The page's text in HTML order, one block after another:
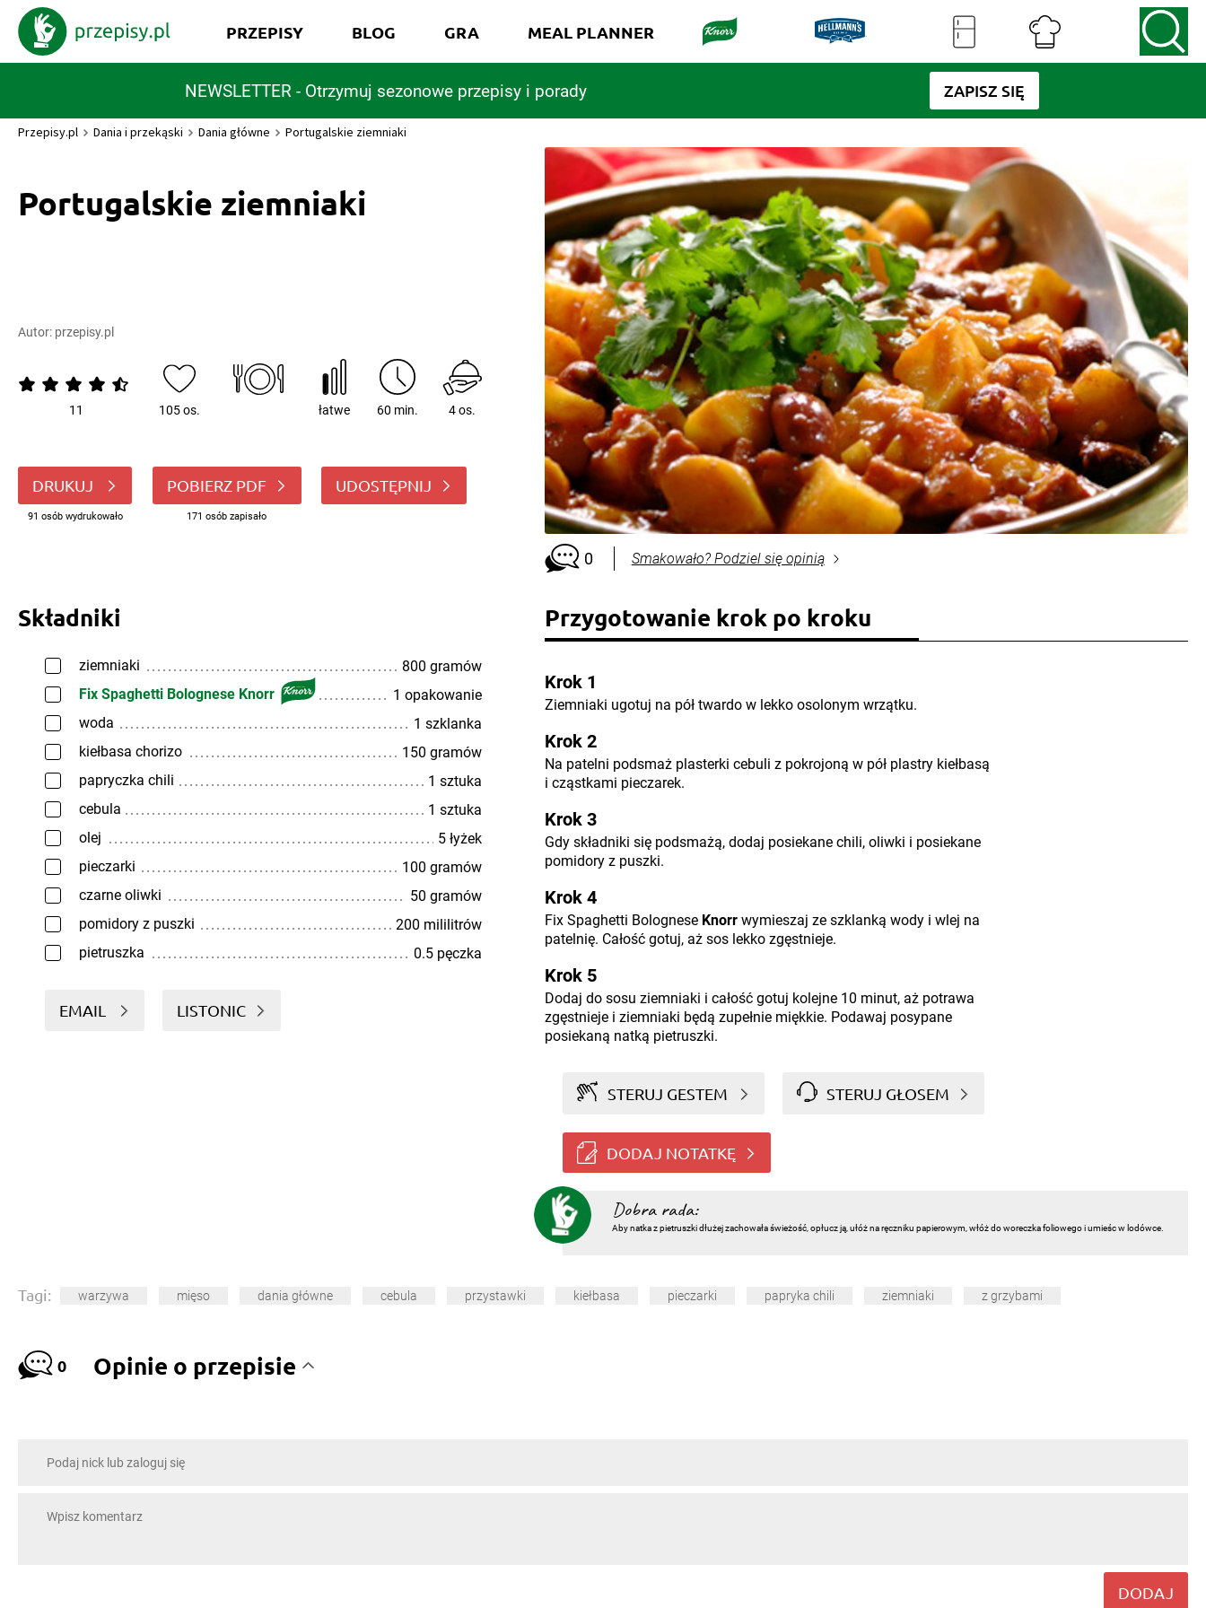
NEWSLETTER - Otrzymuj sezonowe przepisy i porady ZAPISZ SIĘ
PRZEPISY BLOG GRA MEAL PLANNER
Przepisy.pl Dania i przekąski Dania główne Portugalskie ziemniaki
Portugalskie ziemniaki
Autor: przepisy.pl
11 105 os. łatwe 60 min. 4 os.
DRUKUJ
91 osób wydrukowało
POBIERZ PDF
171 osób zapisało
UDOSTĘPNIJ
0 Smakowało? Podziel się opinią
Składniki
ziemniaki
800 gramów
Fix Spaghetti Bolognese Knorr
1 opakowanie
woda
1 szklanka
kiełbasa chorizo
150 gramów
papryczka chili
1 sztuka
cebula
1 sztuka
olej
5 łyżek
pieczarki
100 gramów
czarne oliwki
50 gramów
pomidory z puszki
200 mililitrów
pietruszka
0.5 pęczka
EMAIL LISTONIC
Przygotowanie krok po kroku
Krok 1
Ziemniaki ugotuj na pół twardo w lekko osolonym wrzątku.
Krok 2
Na patelni podsmaż plasterki cebuli z pokrojoną w pół plastry kiełbasą
i cząstkami pieczarek.
Krok 3
Gdy składniki się podsmażą, dodaj posiekane chili, oliwki i posiekane
pomidory z puszki.
Krok 4
Fix Spaghetti Bolognese Knorrwymieszaj ze szklanką wody i wlej na
patelnię. Całość gotuj, aż sos lekko zgęstnieje.
Krok 5
Dodaj do sosu ziemniaki i całość gotuj kolejne 10 minut, aż potrawa
zgęstnieje i ziemniaki będą zupełnie miękkie. Podawaj posypane
posiekaną natką pietruszki.
STERUJ GESTEM STERUJ GŁOSEM
DODAJ NOTATKĘ
Dobra rada:
Aby natka z pietruszki dłużej zachowała świeżość, opłucz ją, ułóż na ręczniku papierowym, włóż do woreczka foliowego i umieśc w lodówce.
Tagi: warzywa mięso dania główne cebula przystawki kiełbasa pieczarki papryka chili ziemniaki z grzybami
0 Opinie o przepisie
DODAJ